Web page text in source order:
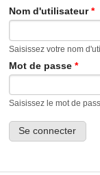
Nom d'utilisateur *
Saisissez votre nom
Mot de passe *
Saisissez le mot de